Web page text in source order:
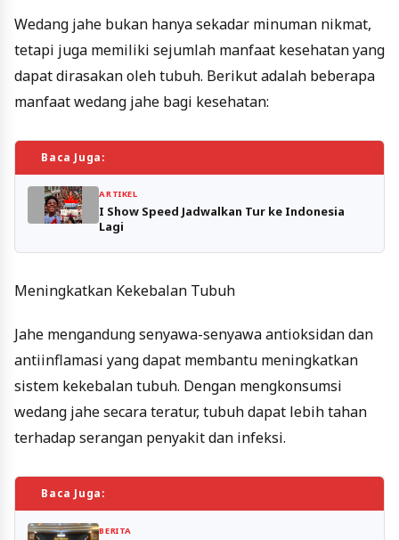
Wedang jahe bukan hanya sekadar minuman nikmat,
tetapi juga memiliki sejumlah manfaat kesehatan yang
dapat dirasakan oleh tubuh. Berikut adalah beberapa
manfaat wedang jahe bagi kesehatan:
Baca Juga:
ARTIKEL
I Show Speed Jadwalkan Tur ke Indonesia
Lagi
Meningkatkan Kekebalan Tubuh
Jahe mengandung senyawa-senyawa antioksidan dan
antiinflamasi yang dapat membantu meningkatkan
sistem kekebalan tubuh. Dengan mengkonsumsi
wedang jahe secara teratur, tubuh dapat lebih tahan
terhadap serangan penyakit dan infeksi.
Baca Juga:
BERITA